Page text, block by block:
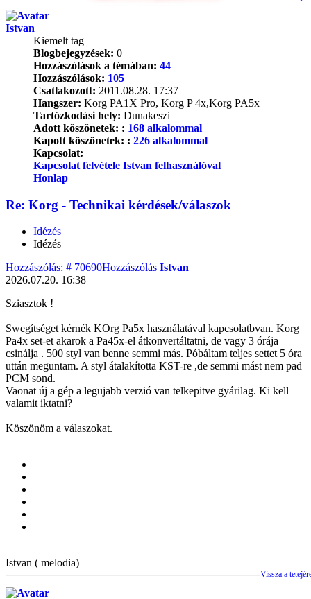
Istvan
Kiemelt tag
Blogbejegyzések: 0
Hozzászólások a témában: 44
Hozzászólások: 105
Csatlakozott: 2011.08.28. 17:37
Hangszer: Korg PA1X Pro, Korg P 4x,Korg PA5x
Tartózkodási hely: Dunakeszi
Adott köszönetek: : 168 alkalommal
Kapott köszönetek: : 226 alkalommal
Kapcsolat:
Kapcsolat felvétele Istvan felhasználóval
Honlap
Re: Korg - Technikai kérdések/válaszok
Idézés
Idézés
Hozzászólás: # 70690Hozzászólás Istvan
2026.07.20. 16:38
Sziasztok !
Swegítséget kérnék KOrg Pa5x használatával kapcsolatbvan. Korg
Pa4x set-et akarok a Pa45x-el átkonvertáltatni, de vagy 3 órája
csinálja . 500 styl van benne semmi más. Póbáltam teljes settet 5 óra
uttán meguntam. A styl átalakította KST-re ,de semmi mást nem pad
PCM sond.
Vaonat új a gép a legujabb verzió van telkepitve gyárilag. Ki kell
valamit iktatni?
Köszönöm a válaszokat.
Istvan ( melodia)
Vissza a